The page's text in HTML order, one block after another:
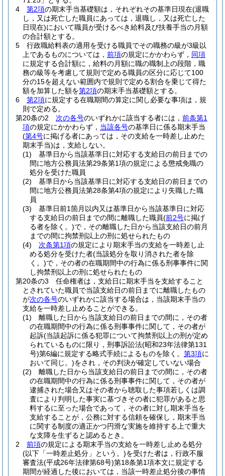
4
第2項の期末手当基礎額は，それぞれその基準日現在(退職
し，又は死亡した職員にあっては，退職し，又は死亡した
日現在)において職員が受けるべき給料及び扶養手当の月額
の合計額とする。
5
行政職給料表の適用を受ける職員でその職務の級が3級以
上であるものについては， 前項の規定にかかわらず， 同項
に規定する合計額に，給料の月額に職の職制上の段階，職
務の級等を考慮して規則で定める職員の区分に応じて100
分の15を超えない範囲内で規則で定める割合を乗じて得た
額を加算した額を第2項の期末手当基礎額とする。
6
第2項に規定する在職期間の算定に関し必要な事項は，規
則で定める。
第20条の2
次の各号のいずれかに該当する者には， 前条第1
項の規定にかかわらず， 当該各号の基準日に係る期末手当
(第4号に掲げる者にあっては，その支給を一時差し止めた
期末手当)は，支給しない。
(1)
基準日から当該基準日に対応する支給日の前日までの
間に地方公務員法第29条第1項の規定による懲戒免職の
処分を受けた職員
(2)
基準日から当該基準日に対応する支給日の前日までの
間に地方公務員法第28条第4項の規定により失職した職
員
(3)
基準日前1箇月以内又は基準日から当該基準日に対応
する支給日の前日までの間に離職した職員(前2号に掲げ
る者を除く。)で，その離職した日から当該支給日の前月
までの間に拘禁刑以上の刑に処せられたもの
(4)
次条第1項の規定により期末手当の支給を一時差し止
める処分を受けた者(当該処分を取り消された者を除
く。)で，その者の在職期間中の行為に係る刑事事件に関
し拘禁刑以上の刑に処せられたもの
第20条の3
任命権者は，支給日に期末手当を支給すること
とされていた職員で当該支給日の前日までに離職したもの
が次の各号のいずれかに該当する場合は，当該期末手当の
支給を一時差し止めることができる。
(1)
離職した日から当該支給日の前日までの間に，その者
の在職期間中の行為に係る刑事事件に関して，その者が
起訴(当該起訴に係る犯罪について拘禁刑以上の刑が定め
られているものに限り，刑事訴訟法(昭和23年法律第131
号)第6編に規定する略式手続によるものを除く。 第3項に
おいて同じ。)をされ，その判決が確定していない場合
(2)
離職した日から当該支給日の前日までの間に，その者
の在職期間中の行為に係る刑事事件に関して，その者が
逮捕された場合又はその者から聴取した事項若しくは調
査により判明した事実に基づきその者に犯罪があると思
料するに至った場合であって，その者に対し期末手当を
支給することが，公務に対する信頼を確保し，期末手当
に関する制度の適正かつ円滑な実施を維持する上で重大
な支障を生ずると認めるとき。
2
前項の規定による期末手当の支給を一時差し止める処分
(以下「一時差止処分」という。)を受けた者は，行政不服
審査法(平成26年法律第68号)第18条第1項本文に規定する
期間が経過した後においては，当該一時差止処分後の事情